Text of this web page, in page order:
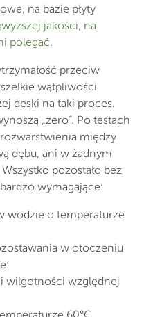
na bazie płyty
jakości, na
polegać.
przeciw
wątpliwości
deski na taki proces.
„zero”. Po testach
między
dębu, ani w żadnym
pozostało bez
wymagające:
wodzie o temperaturze
w otoczeniu
wilgotności względnej